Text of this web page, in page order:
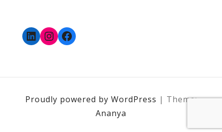
LinkedIn
Instagram
Facebook
Proudly powered by WordPress | Theme:
Ananya